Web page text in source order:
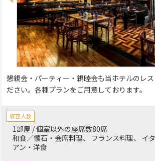
懇親会・パーティー・親睦会も当ホテルのレ
ださい。各種プランをご用意しております。
収容人数
1部屋 / 個室以外の座席数80席
和食／懐石・会席料理
フランス料理
イ
アン・洋食